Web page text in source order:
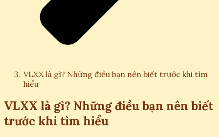
VLXX là gì? Những điều bạn nên biết trước khi tìm
hiểu
VLXX là gì? Những điều bạn nên biết
trước khi tìm hiểu